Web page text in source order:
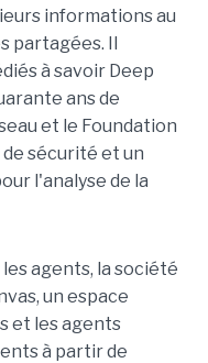
informations au
partagées. Il
à savoir Deep
ans de
et le Foundation
sécurité et un
l'analyse de la
agents, la société
un espace
et les agents
à partir de